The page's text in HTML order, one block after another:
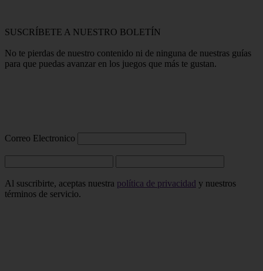
SUSCRÍBETE A NUESTRO BOLETÍN
No te pierdas de nuestro contenido ni de ninguna de nuestras guías
para que puedas avanzar en los juegos que más te gustan.
Correo Electronico
Al suscribirte, aceptas nuestra política de privacidad y nuestros
términos de servicio.